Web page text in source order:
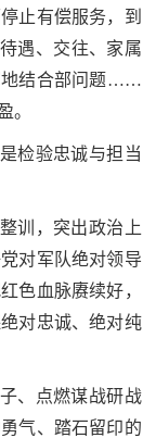
止有偿服务，到
遇、交往、家属
地结合部问题……
。
检验忠诚与担当
训，突出政治上
对军队绝对领导
色血脉赓续好，
对忠诚、绝对纯
、点燃谋战研战
气、踏石留印的